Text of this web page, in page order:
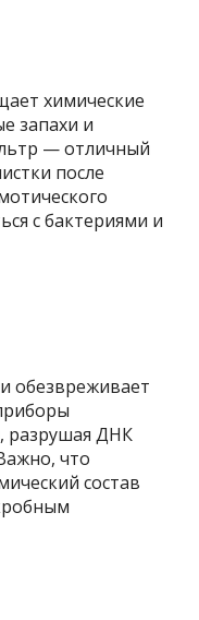
химические
запахи и
— отличный
после
с бактериями и
обезвреживает
разрушая ДНК
что
состав